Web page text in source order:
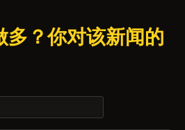
多？你对该新闻的